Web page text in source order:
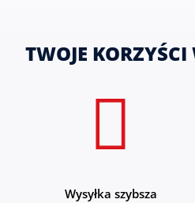
TWOJE
Wysyłka szybsza